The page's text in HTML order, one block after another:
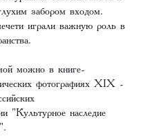
забором входом.
играли важную роль в
можно в книге-
фотографиях XIX -
наследие